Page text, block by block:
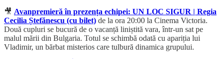
🎥 Avanpremieră în prezența echipei: UN LOC SIGUR | Regia
Cecilia Ștefănescu (cu bilet) de la ora 20:00 la Cinema Victoria.
Două cupluri se bucură de o vacanță liniștită vara, într-un sat pe
malul mării din Bulgaria. Totul se schimbă odată cu apariția lui
Vladimir, un bărbat misterios care tulbură dinamica grupului.